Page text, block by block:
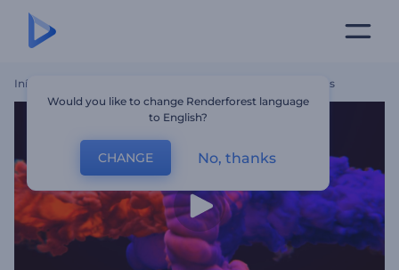
Início Apresentação De Logo - Colisão De Cores
Would you like to change Renderforest language
to English?
CHANGE No, thanks